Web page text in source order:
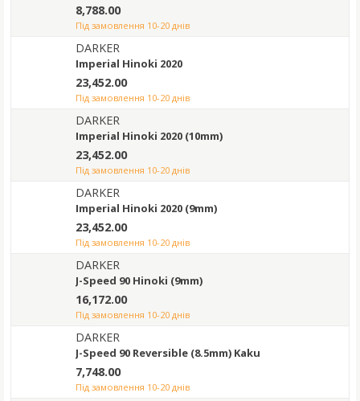
8,788.00
під замовлення 10-20 днів
DARKER
Imperial Hinoki 2020
23,452.00
під замовлення 10-20 днів
DARKER
Imperial Hinoki 2020 (10mm)
23,452.00
під замовлення 10-20 днів
DARKER
Imperial Hinoki 2020 (9mm)
23,452.00
під замовлення 10-20 днів
DARKER
J-Speed 90 Hinoki (9mm)
16,172.00
під замовлення 10-20 днів
DARKER
J-Speed 90 Reversible (8.5mm) Kaku
7,748.00
під замовлення 10-20 днів